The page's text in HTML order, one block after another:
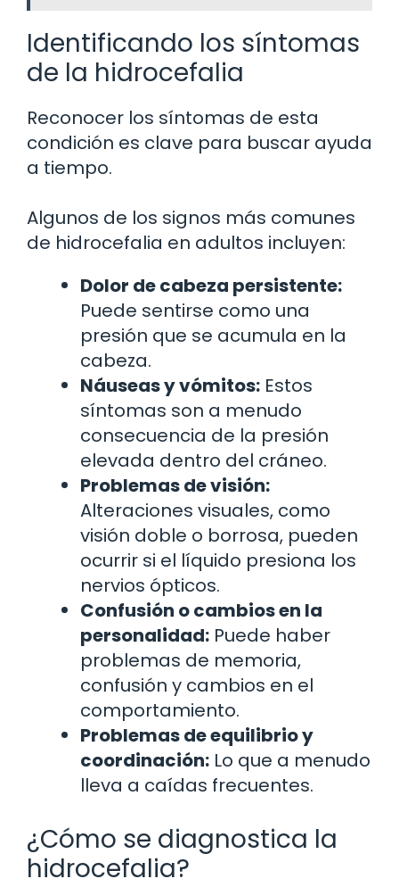
Identificando los síntomas
de la hidrocefalia
Reconocer los síntomas de esta
condición es clave para buscar ayuda
a tiempo.
Algunos de los signos más comunes
de hidrocefalia en adultos incluyen:
Dolor de cabeza persistente:
Puede sentirse como una
presión que se acumula en la
cabeza.
Náuseas y vómitos: Estos
síntomas son a menudo
consecuencia de la presión
elevada dentro del cráneo.
Problemas de visión:
Alteraciones visuales, como
visión doble o borrosa, pueden
ocurrir si el líquido presiona los
nervios ópticos.
Confusión o cambios en la
personalidad: Puede haber
problemas de memoria,
confusión y cambios en el
comportamiento.
Problemas de equilibrio y
coordinación: Lo que a menudo
lleva a caídas frecuentes.
¿Cómo se diagnostica la
hidrocefalia?